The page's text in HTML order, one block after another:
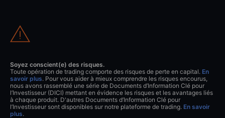
Soyez conscient(e) des risques.
Toute opération de trading comporte des risques de perte en capital. En
savoir plus. Pour vous aider à mieux comprendre les risques encourus,
nous avons rassemblé une série de Documents d’Information Clé pour
l’Investisseur (DICI) mettant en évidence les risques et les avantages liés
à chaque produit. D'autres Documents d’Information Clé pour
l’Investisseur sont disponibles sur notre plateforme de trading. En savoir
plus.